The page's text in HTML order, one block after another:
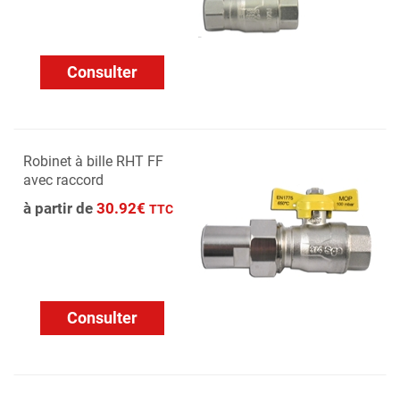
Consulter
Robinet à bille RHT FF
avec raccord
à partir de 30.92€ TTC
Consulter